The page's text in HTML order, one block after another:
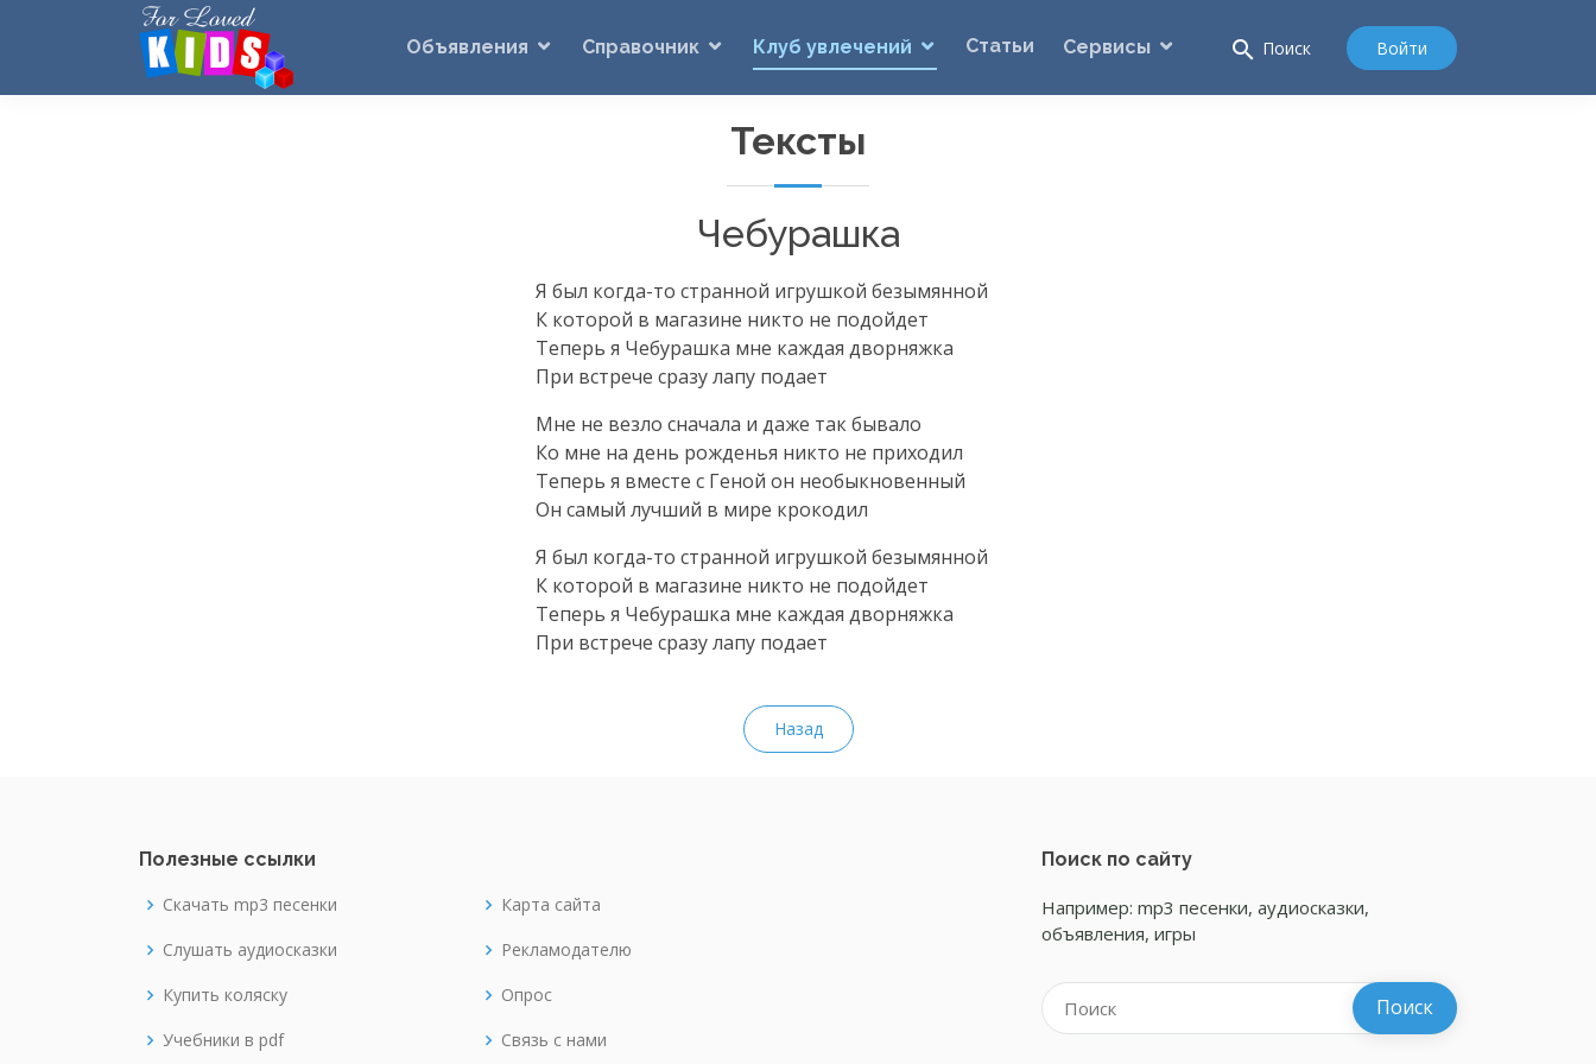
Объявления Справочник Клуб увлечений Статьи Сервисы search Поиск Войти
Тексты
Чебурашка
Я был когда-то странной игрушкой безымянной
К которой в магазине никто не подойдет
Теперь я Чебурашка мне каждая дворняжка
При встрече сразу лапу подает
Мне не везло сначала и даже так бывало
Ко мне на день рожденья никто не приходил
Теперь я вместе с Геной он необыкновенный
Он самый лучший в мире крокодил
Я был когда-то странной игрушкой безымянной
К которой в магазине никто не подойдет
Теперь я Чебурашка мне каждая дворняжка
При встрече сразу лапу подает
Назад
Полезные ссылки
Скачать mp3 песенки
Слушать аудиосказки
Купить коляску
Учебники в pdf
Карта сайта
Рекламодателю
Опрос
Связь с нами
Поиск по сайту
Например: mp3 песенки, аудиосказки,
объявления, игры